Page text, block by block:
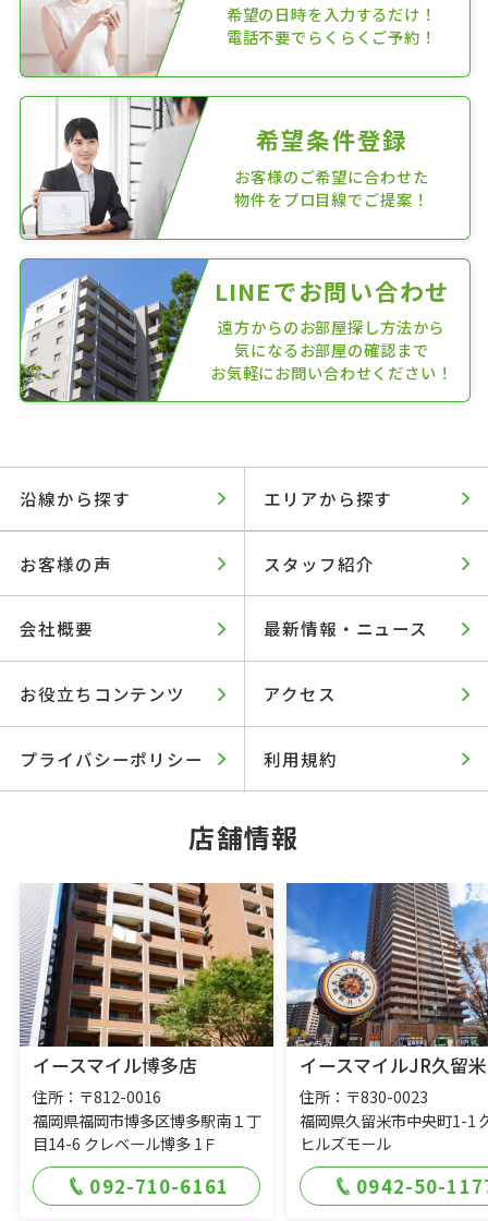
希望の日時を入力するだけ！
電話不要でらくらくご予約！
希望条件登録
お客様のご希望に合わせた
物件をプロ目線でご提案！
LINEでお問い合わせ
遠方からのお部屋探し方法から
気になるお部屋の確認まで
お気軽にお問い合わせください！
沿線から探す エリアから探す
お客様の声 スタッフ紹介
会社概要 最新情報・ニュース
お役立ちコンテンツ アクセス
プライバシーポリシー 利用規約
店舗情報
イースマイル博多店
住所：〒812-0016
福岡県福岡市博多区博多駅南１丁
目14-6 クレベール博多 1Ｆ
092-710-6161
イースマイルJR久留
住所：〒830-0023
福岡県久留米市中央町1-1
ヒルズモール
0942-50-